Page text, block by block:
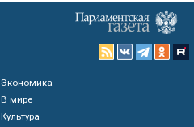
Экономика
В мире
Культура